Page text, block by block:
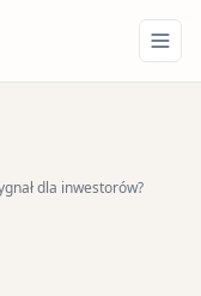
dla inwestorów?